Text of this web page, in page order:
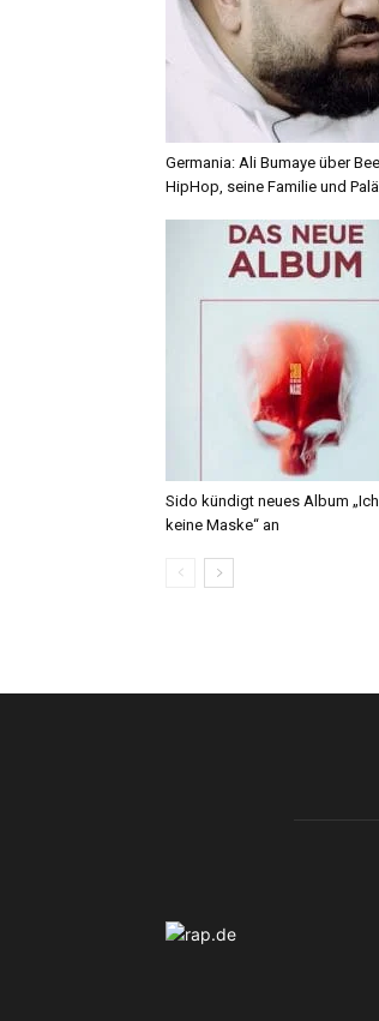
Germania: Ali Bumaye über
HipHop, seine Familie und
Sido kündigt neues Album
keine Maske“ an